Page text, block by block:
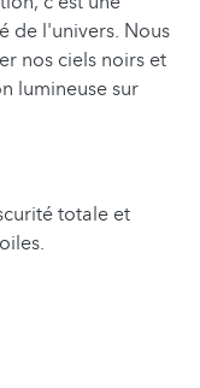
de l'univers. Nous
nos ciels noirs et
lumineuse sur
totale et